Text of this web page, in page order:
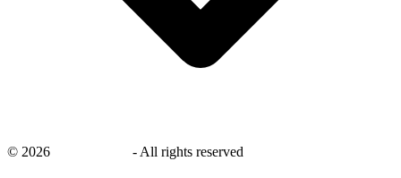
© 2026 - All rights reserved